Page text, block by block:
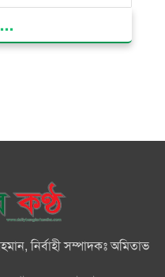
স্বপ্নের নাটক
চিকিৎসা পেলো
গলায় ছুরি ধরে
দোকানকে ১৮
নির্বাহী সম্পাদকঃ অমিতাভ